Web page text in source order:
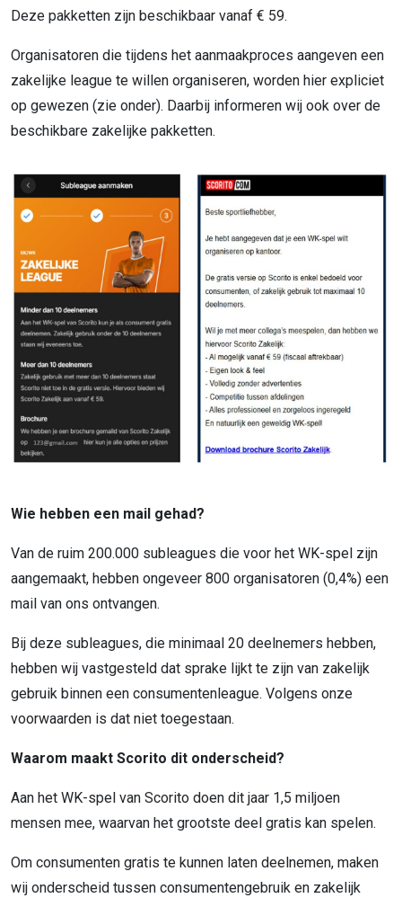
Deze pakketten zijn beschikbaar vanaf € 59.
Organisatoren die tijdens het aanmaakproces aangeven een
zakelijke league te willen organiseren, worden hier expliciet
op gewezen (zie onder). Daarbij informeren wij ook over de
beschikbare zakelijke pakketten.
Wie hebben een mail gehad?
Van de ruim 200.000 subleagues die voor het WK-spel zijn
aangemaakt, hebben ongeveer 800 organisatoren (0,4%) een
mail van ons ontvangen.
Bij deze subleagues, die minimaal 20 deelnemers hebben,
hebben wij vastgesteld dat sprake lijkt te zijn van zakelijk
gebruik binnen een consumentenleague. Volgens onze
voorwaarden is dat niet toegestaan.
Waarom maakt Scorito dit onderscheid?
Aan het WK-spel van Scorito doen dit jaar 1,5 miljoen
mensen mee, waarvan het grootste deel gratis kan spelen.
Om consumenten gratis te kunnen laten deelnemen, maken
wij onderscheid tussen consumentengebruik en zakelijk